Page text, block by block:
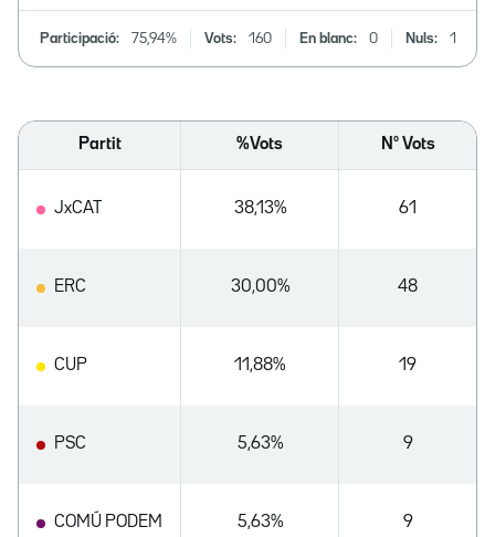
Participació: 75,94% Vots: 160 En blanc: 0 Nuls: 1
Partit %Vots Nº Vots
JxCAT 38,13% 61
ERC 30,00% 48
CUP 11,88% 19
PSC 5,63% 9
COMÚ PODEM 5,63% 9